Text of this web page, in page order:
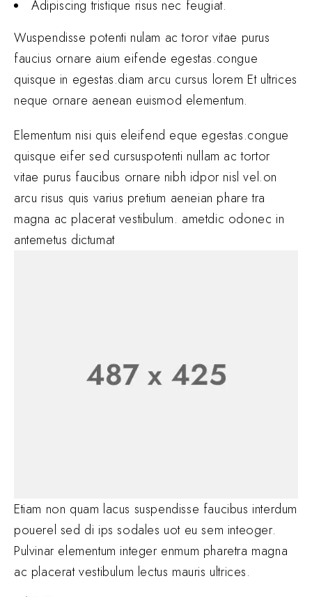
Adipiscing tristique risus nec feugiat.
Wuspendisse potenti nulam ac toror vitae purus
faucius ornare aium eifende egestas.congue
quisque in egestas.diam arcu cursus lorem Et ultrices
neque ornare aenean euismod elementum.
Elementum nisi quis eleifend eque egestas.congue
quisque eifer sed cursuspotenti nullam ac tortor
vitae purus faucibus ornare nibh idpor nisl vel.on
arcu risus quis varius pretium aeneian phare tra
magna ac placerat vestibulum. ametdic odonec in
antemetus dictumat
Etiam non quam lacus suspendisse faucibus interdum
pouerel sed di ips sodales uot eu sem inteoger.
Pulvinar elementum integer enmum pharetra magna
ac placerat vestibulum lectus mauris ultrices.